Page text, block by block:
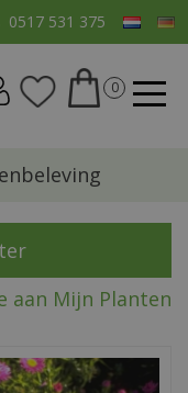
0517 531 375
aan Mijn Planten